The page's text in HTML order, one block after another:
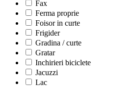
Fax
Ferma proprie
Foisor in curte
Frigider
Gradina / curte
Gratar
Inchirieri biciclete
Jacuzzi
Lac